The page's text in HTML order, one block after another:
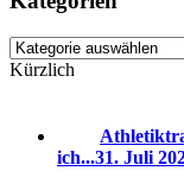
Kategorien
Kürzlich
ich...31. Juli